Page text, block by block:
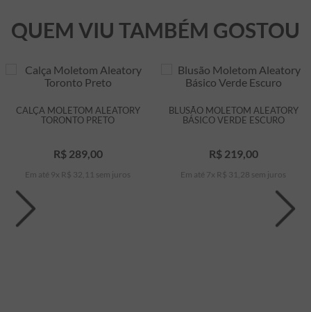
QUEM VIU TAMBÉM GOSTOU
CALÇA MOLETOM ALEATORY
TORONTO PRETO
R$ 289,00
Em até 9 x R$ 32 11 sem juros
BLUSÃO MOLETOM ALEATORY
BÁSICO VERDE ESCURO
R$ 219,00
Em até 7 x R$ 31 28 sem juros